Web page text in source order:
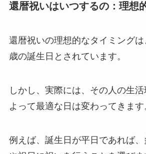
還暦祝いはいつするの：理想
還暦祝いの理想的なタイミング
歳の誕生日 とされています。
しかし、実際には、その人の生
よって最適な日は変わってきます
例えば、誕生日が平日であれば